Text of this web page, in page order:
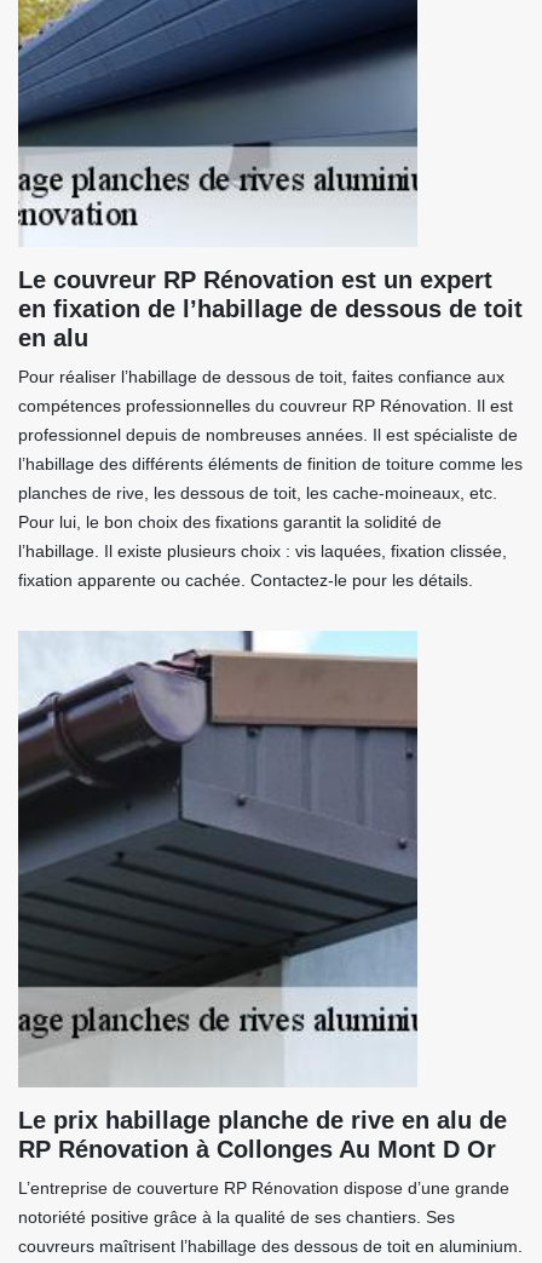
Le couvreur RP Rénovation est un expert
en fixation de l’habillage de dessous de toit
en alu
Pour réaliser l’habillage de dessous de toit, faites confiance aux
compétences professionnelles du couvreur RP Rénovation. Il est
professionnel depuis de nombreuses années. Il est spécialiste de
l’habillage des différents éléments de finition de toiture comme les
planches de rive, les dessous de toit, les cache-moineaux, etc.
Pour lui, le bon choix des fixations garantit la solidité de
l’habillage. Il existe plusieurs choix : vis laquées, fixation clissée,
fixation apparente ou cachée. Contactez-le pour les détails.
Le prix habillage planche de rive en alu de
RP Rénovation à Collonges Au Mont D Or
L’entreprise de couverture RP Rénovation dispose d’une grande
notoriété positive grâce à la qualité de ses chantiers. Ses
couvreurs maîtrisent l’habillage des dessous de toit en aluminium.